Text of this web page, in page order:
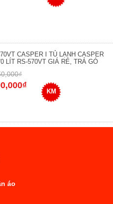
CASPER I TỦ LẠNH CASPER
LÍT RS-570VT GIÁ RẺ, TRẢ GÓ
KM
áo